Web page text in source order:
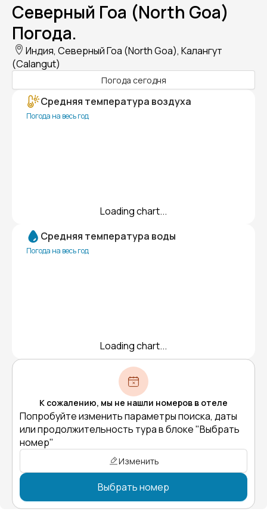
Северный Гоа (North Goa)
Погода.
Индия, Северный Гоа (North Goa), Калангут
(Calangut)
Погода сегодня
Средняя температура воздуха
Погода на весь год
Loading chart...
Средняя температура воды
Погода на весь год
Loading chart...
К сожалению, мы не нашли номеров в отеле
Попробуйте изменить параметры поиска, даты
или продолжительность тура в блоке "Выбрать
номер"
Изменить
Выбрать номер